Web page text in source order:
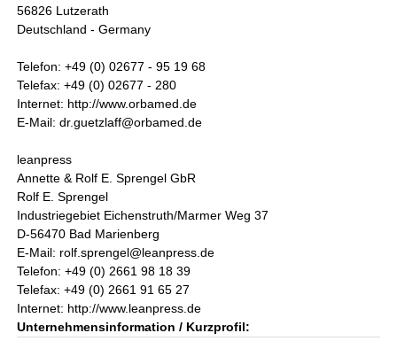
56826 Lutzerath
Deutschland - Germany
Telefon: +49 (0) 02677 - 95 19 68
Telefax: +49 (0) 02677 - 280
Internet: http://www.orbamed.de
E-Mail: dr.guetzlaff@orbamed.de
leanpress
Annette & Rolf E. Sprengel GbR
Rolf E. Sprengel
Industriegebiet Eichenstruth/Marmer Weg 37
D-56470 Bad Marienberg
E-Mail: rolf.sprengel@leanpress.de
Telefon: +49 (0) 2661 98 18 39
Telefax: +49 (0) 2661 91 65 27
Internet: http://www.leanpress.de
Unternehmensinformation / Kurzprofil: